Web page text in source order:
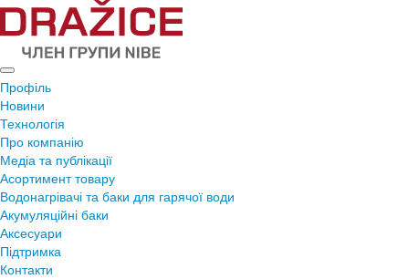
Профіль
Новини
Технологія
Про компанію
Медіа та публікації
Асортимент товару
Водонагрівачі та баки для гарячої води
Акумуляційні баки
Аксесуари
Підтримка
Контакти